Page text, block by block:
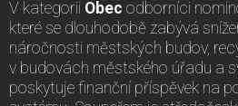
V kategorii Obec odborníci
které se dlouhodobě zabývá
náročnosti městských budov,
v budovách městského úřadu a
poskytuje finanční příspěvek na